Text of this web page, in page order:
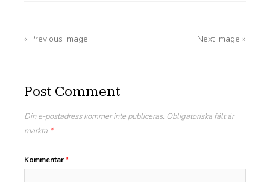
« Previous Image Next Image »
Post Comment
Din e-postadress kommer inte publiceras. Obligatoriska fält är
märkta *
Kommentar*